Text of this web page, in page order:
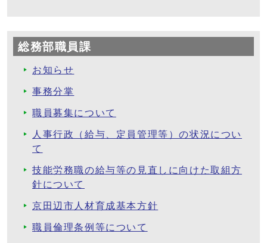
総務部職員課
お知らせ
事務分掌
職員募集について
人事行政（給与、定員管理等）の状況につい
て
技能労務職の給与等の見直しに向けた取組方
針について
京田辺市人材育成基本方針
職員倫理条例等について